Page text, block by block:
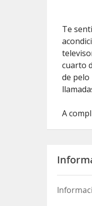
Te
cuarto
de pelo
A